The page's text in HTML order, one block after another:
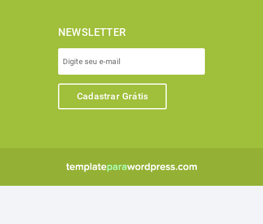
NEWSLETTER